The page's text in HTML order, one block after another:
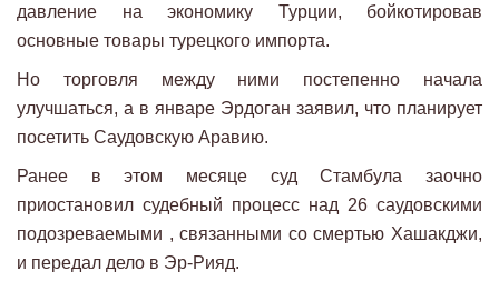
давление на экономику Турции, бойкотировав
основные товары турецкого импорта.
Но торговля между ними постепенно начала
улучшаться, а в январе Эрдоган заявил, что планирует
посетить Саудовскую Аравию.
Ранее в этом месяце суд Стамбула заочно
приостановил судебный процесс над 26 саудовскими
подозреваемыми , связанными со смертью Хашакджи,
и передал дело в Эр-Рияд.